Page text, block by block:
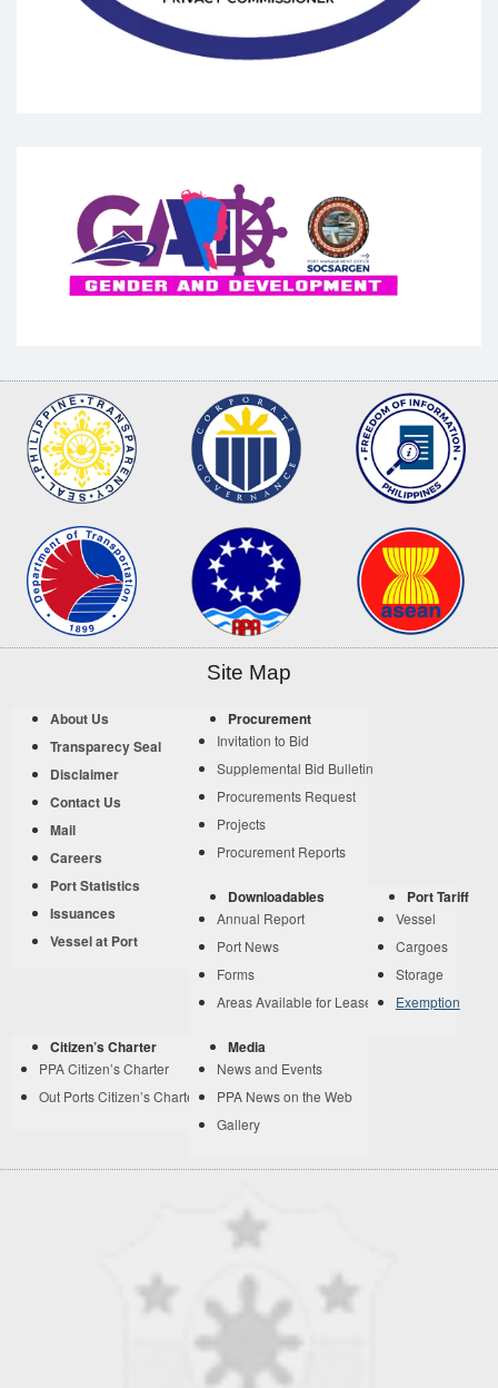
Site Map
About Us
Transparecy Seal
Disclaimer
Contact Us
Mail
Careers
Port Statistics
Issuances
Vessel at Port
Procurement
Invitation to Bid
Supplemental Bid Bulletin
Procurements Request
Projects
Procurement Reports
Downloadables
Annual Report
Port News
Forms
Areas Available for Lease
Port Tariff
Vessel
Cargoes
Storage
Exemption
Citizen’s Charter
PPA Citizen’s Charter
Out Ports Citizen’s Charter
Media
News and Events
PPA News on the Web
Gallery